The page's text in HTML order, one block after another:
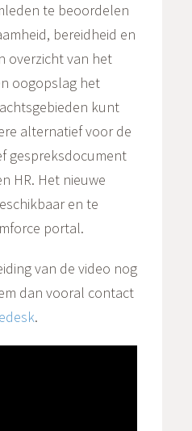
te beoordelen
bereidheid en
overzicht van het
oogopslag het
kunt
alternatief voor de
gespreksdocument
HR. Het nieuwe
en te
portal.
van de video nog
dan vooral contact
.